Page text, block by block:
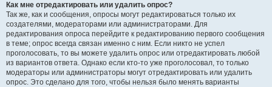
Как мне отредактировать или удалить опрос?
Так же, как и сообщения, опросы могут редактироваться только их
создателями, модераторами или администраторами. Для
редактирования опроса перейдите к редактированию первого сообщения
в теме; опрос всегда связан именно с ним. Если никто не успел
проголосовать, то вы можете удалить опрос или отредактировать любой
из вариантов ответа. Однако если кто-то уже проголосовал, то только
модераторы или администраторы могут отредактировать или удалить
опрос. Это сделано для того, чтобы нельзя было менять варианты